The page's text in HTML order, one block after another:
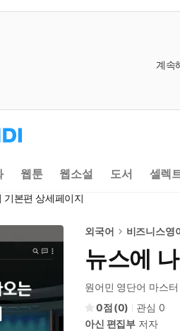
계속
웹툰 웹소설 도서 셀렉
기본편 상세페이지
외국어 비즈니스영
뉴스에
원어민 영단어 마스터
0
(0) 관심 0
아신 편집부 저자